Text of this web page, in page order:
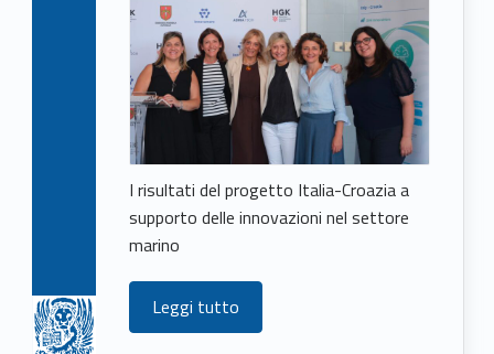
I risultati del progetto Italia-Croazia a
supporto delle innovazioni nel settore
marino
Leggi tutto